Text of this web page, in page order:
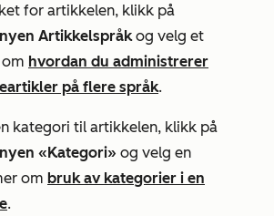
for artikkelen, klikk på
Artikkelspråkog velg et
om hvordan du administrerer
på flere språk.
kategori til artikkelen, klikk på
«Kategori» og velg en
om bruk av kategorier i en
.